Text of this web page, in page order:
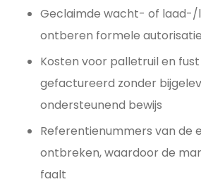
Geclaimde wacht- of laad-/
ontberen formele
Kosten voor palletruil en fust
gefactureerd zonder
ondersteunend bewijs
Referentienummers van de
ontbreken, waardoor de
faalt